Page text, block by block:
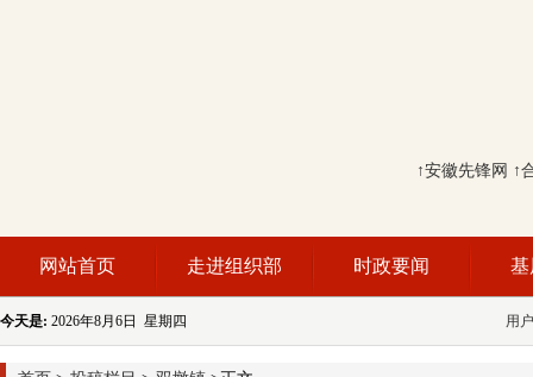
↑安徽先锋网 ↑
网站首页 走进组织部 时政要闻 基
今天是: 2026年8月6日 星期四 用